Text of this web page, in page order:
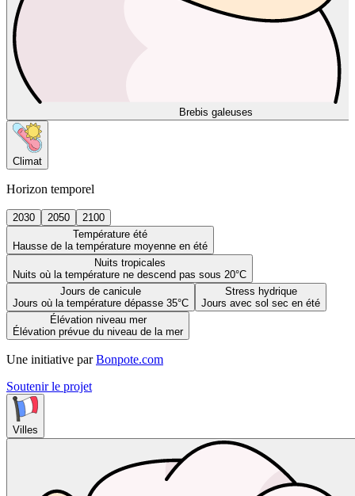
Brebis galeuses
Climat
Horizon temporel
2030 2050
2100
Température été
Hausse de la température moyenne en été
Nuits tropicales
Nuits où la température ne descend pas sous 20°C
Jours de canicule
Jours où la température dépasse 35°C
Stress hydrique
Jours avec sol sec en été
Élévation niveau mer
Élévation prévue du niveau de la mer
Une initiative par Bonpote.com
Soutenir le projet
Villes